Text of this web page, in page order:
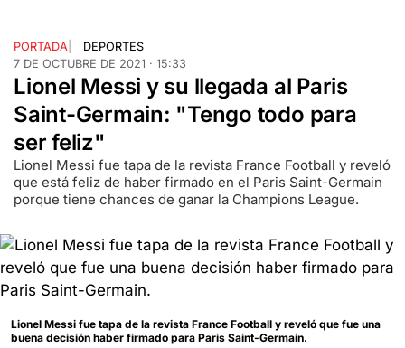
PORTADA
DEPORTES
7 DE OCTUBRE DE 2021 · 15:33
Lionel Messi y su llegada al Paris
Saint-Germain: "Tengo todo para
ser feliz"
Lionel Messi fue tapa de la revista France Football y reveló
que está feliz de haber firmado en el Paris Saint-Germain
porque tiene chances de ganar la Champions League.
Lionel Messi fue tapa de la revista France Football y reveló que fue una
buena decisión haber firmado para Paris Saint-Germain.